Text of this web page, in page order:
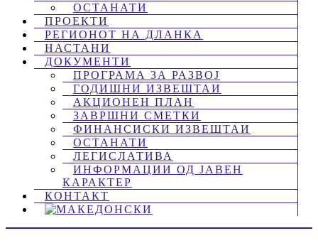
ОСТАНАТИ
ПРОЕКТИ
РЕГИОНОТ НА ДЛАНКА
НАСТАНИ
ДОКУМЕНТИ
ПРОГРАМА ЗА РАЗВОЈ
ГОДИШНИ ИЗВЕШТАИ
АКЦИОНЕН ПЛАН
ЗАВРШНИ СМЕТКИ
ФИНАНСИСКИ ИЗВЕШТАИ
ОСТАНАТИ
ЛЕГИСЛАТИВА
ИНФОРМАЦИИ ОД ЈАВЕН
КАРАКТЕР
КОНТАКТ